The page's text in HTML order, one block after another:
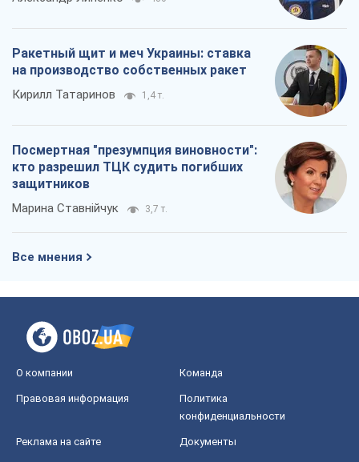
Ракетный щит и меч Украины: ставка
на производство собственных ракет
Кирилл Татаринов 1,4 т.
Посмертная "презумпция виновности":
кто разрешил ТЦК судить погибших
защитников
Марина Ставнійчук 3,7 т.
Все мнения
О компании Команда
Правовая информация
Политика
конфиденциальности
Реклама на сайте Документы